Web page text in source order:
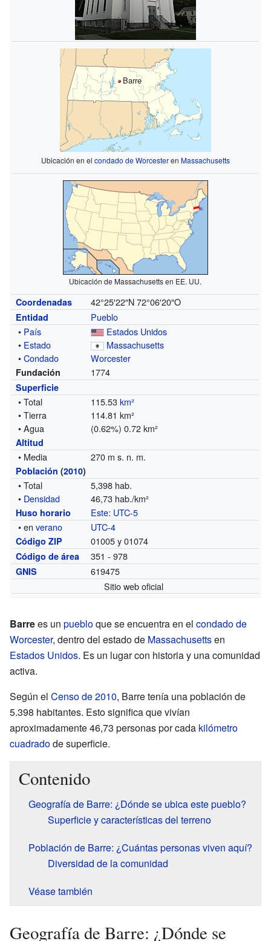
Barre
Ubicación en el condado de Worcesteren Massachusetts
Ubicación de Massachusetts en EE. UU.
Coordenadas 42°25′22″N 72°06′20″O
Entidad
Pueblo
• País
Estados Unidos
• Estado
Massachusetts
•Condado Worcester
Fundación 1774
Superficie
• Total 115.53km²
• Tierra
114.81 km²
• Agua
(0.62%) 0.72 km²
Altitud
• Media 270 m s. n. m.
Población (2010)
• Total
5,398 hab.
• Densidad 46,73 hab./km²
Huso horario Este: UTC-5
• enverano UTC-4
Código ZIP 01005 y 01074
Código de área 351 - 978
GNIS
619475
Sitio web oficial
Barrees un puebloque se encuentra en el condado de
Worcester, dentro del estado de Massachusettsen
Estados Unidos. Es un lugar con historia y una comunidad
activa.
Según el Censo de 2010, Barre tenía una población de
5.398 habitantes. Esto significa que vivían
aproximadamente 46,73 personas por cada kilómetro
cuadradode superficie.
Contenido
Geografía de Barre: ¿Dónde se ubica este pueblo?
Superficie y características del terreno
Población de Barre: ¿Cuántas personas viven aquí?
Diversidad de la comunidad
Véase también
Geografía de Barre: ¿Dónde se